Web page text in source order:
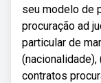
seu modelo de
procuração ad
particular de
contratos